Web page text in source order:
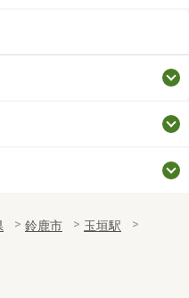
鈴鹿市
玉垣駅